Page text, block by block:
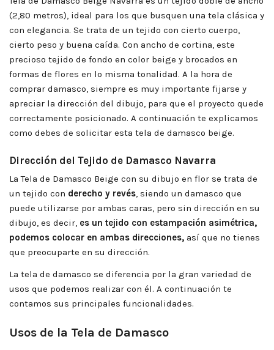
(2,80 metros), ideal para los que busquen una tela clásica y
con elegancia. Se trata de un tejido con cierto cuerpo,
cierto peso y buena caída. Con ancho de cortina, este
precioso tejido de fondo en color beige y brocados en
formas de flores en lo misma tonalidad. A la hora de
comprar damasco, siempre es muy importante fijarse y
apreciar la dirección del dibujo, para que el proyecto quede
correctamente posicionado. A continuación te explicamos
como debes de solicitar esta tela de damasco beige.
Dirección del Tejido de Damasco Navarra
La Tela de Damasco Beige con su dibujo en flor se trata de
un tejido con derecho y revés, siendo un damasco que
puede utilizarse por ambas caras, pero sin dirección en su
dibujo, es decir, es un tejido con estampación asimétrica,
podemos colocar en ambas direcciones, así que no tienes
que preocuparte en su dirección.
La tela de damasco se diferencia por la gran variedad de
usos que podemos realizar con él. A continuación te
contamos sus principales funcionalidades.
Usos de la Tela de Damasco